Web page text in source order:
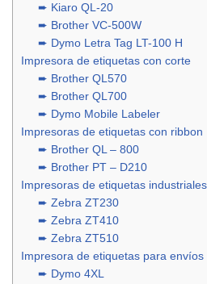
➨ Kiaro QL-20
➨ Brother VC-500W
➨ Dymo Letra Tag LT-100 H
Impresora de etiquetas con corte
➨ Brother QL570
➨ Brother QL700
➨ Dymo Mobile Labeler
Impresoras de etiquetas con ribbon
➨ Brother QL – 800
➨ Brother PT – D210
Impresoras de etiquetas industriales
➨ Zebra ZT230
➨ Zebra ZT410
➨ Zebra ZT510
Impresora de etiquetas para envíos
➨ Dymo 4XL